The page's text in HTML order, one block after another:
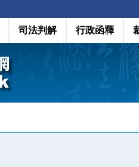
司法判解 行政函釋